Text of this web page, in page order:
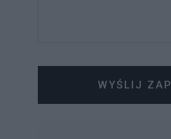
WYŚLIJ